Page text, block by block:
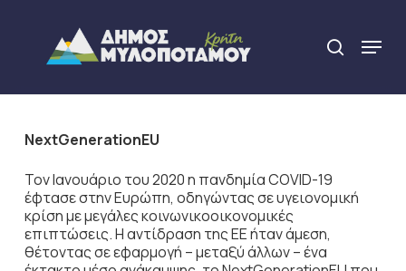
content
search
Menu
NextGenerationEU
Τον Ιανουάριο του 2020 η πανδημία COVID-19
έφτασε στην Ευρώπη, οδηγώντας σε υγειονομική
κρίση με μεγάλες κοινωνικοοικονομικές
επιπτώσεις. Η αντίδραση της ΕΕ ήταν άμεση,
θέτοντας σε εφαρμογή – μεταξύ άλλων – ένα
Close